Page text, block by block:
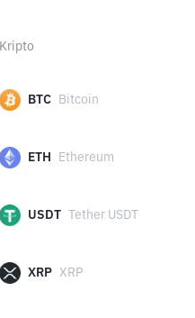
Kripto
BTC Bitcoin
ETH Ethereum
USDT Tether USDT
XRP XRP